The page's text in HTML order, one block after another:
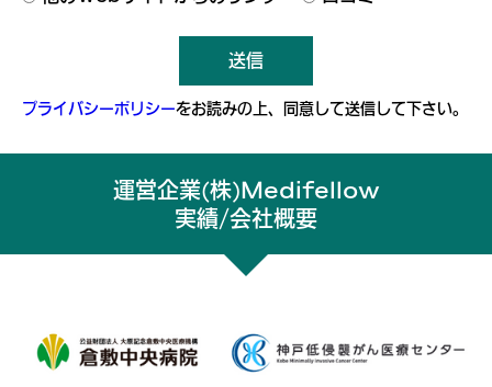
送信
プライバシーポリシーをお読みの上、同意して送信して下さい。
運営企業(株)Medifellow
実績/会社概要